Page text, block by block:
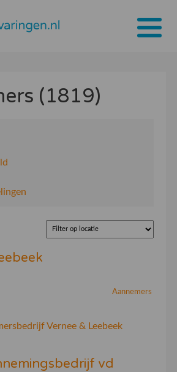
(1819)
Aannemers
Vernee & Leebeek
vd